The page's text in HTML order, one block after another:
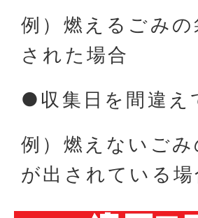
例）燃えるごみ
された場合
●収集日を間違え
例）燃えないご
が出されている場